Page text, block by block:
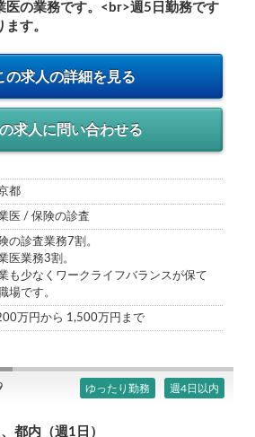
医の業務です。<br>週5日勤務です
す。
の求人の詳細を見る
求人に問い合わせる
都
医 / 保険の診査
の診査業務7割。
医業務3割。
も少なくワークライフバランスが保て
場です。
万円から 1,500万円まで
ゆったり勤務 週4日以内
都内（週1日）